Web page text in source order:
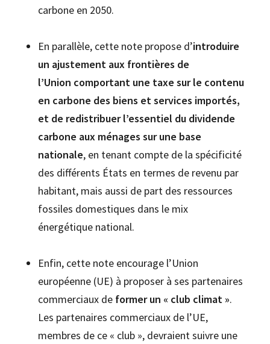
carbone en 2050.
En parallèle, cette note propose d’introduire
un ajustement aux frontières de
l’Union comportant une taxe sur le contenu
en carbone des biens et services importés,
et de redistribuer l’essentiel du dividende
carbone aux ménages sur une base
nationale, en tenant compte de la spécificité
des différents États en termes de revenu par
habitant, mais aussi de part des ressources
fossiles domestiques dans le mix
énergétique national.
Enfin, cette note encourage l’Union
européenne (UE) à proposer à ses partenaires
commerciaux de former un « club climat ».
Les partenaires commerciaux de l’UE,
membres de ce « club », devraient suivre une